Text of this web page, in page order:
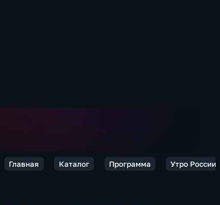
Главная Каталог Программа Утро